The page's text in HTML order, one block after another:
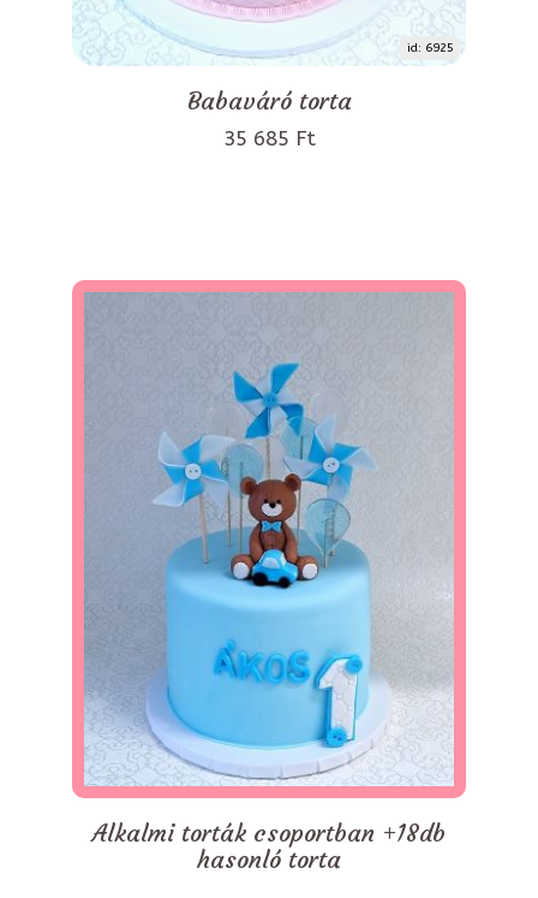
id: 6925
Babaváró torta
35 685 Ft
Alkalmi torták csoportban +18db
hasonló torta